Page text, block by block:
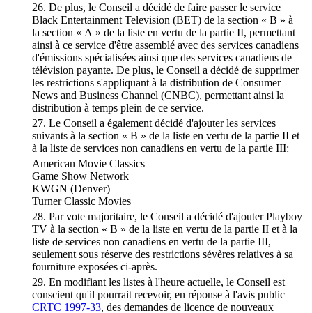
26. De plus, le Conseil a décidé de faire passer le service
Black Entertainment Television (BET) de la section « B » à
la section « A » de la liste en vertu de la partie II, permettant
ainsi à ce service d'être assemblé avec des services canadiens
d'émissions spécialisées ainsi que des services canadiens de
télévision payante. De plus, le Conseil a décidé de supprimer
les restrictions s'appliquant à la distribution de Consumer
News and Business Channel (CNBC), permettant ainsi la
distribution à temps plein de ce service.
27. Le Conseil a également décidé d'ajouter les services
suivants à la section « B » de la liste en vertu de la partie II et
à la liste de services non canadiens en vertu de la partie III:
American Movie Classics
Game Show Network
KWGN (Denver)
Turner Classic Movies
28. Par vote majoritaire, le Conseil a décidé d'ajouter Playboy
TV à la section « B » de la liste en vertu de la partie II et à la
liste de services non canadiens en vertu de la partie III,
seulement sous réserve des restrictions sévères relatives à sa
fourniture exposées ci-après.
29. En modifiant les listes à l'heure actuelle, le Conseil est
conscient qu'il pourrait recevoir, en réponse à l'avis public
CRTC 1997-33, des demandes de licence de nouveaux